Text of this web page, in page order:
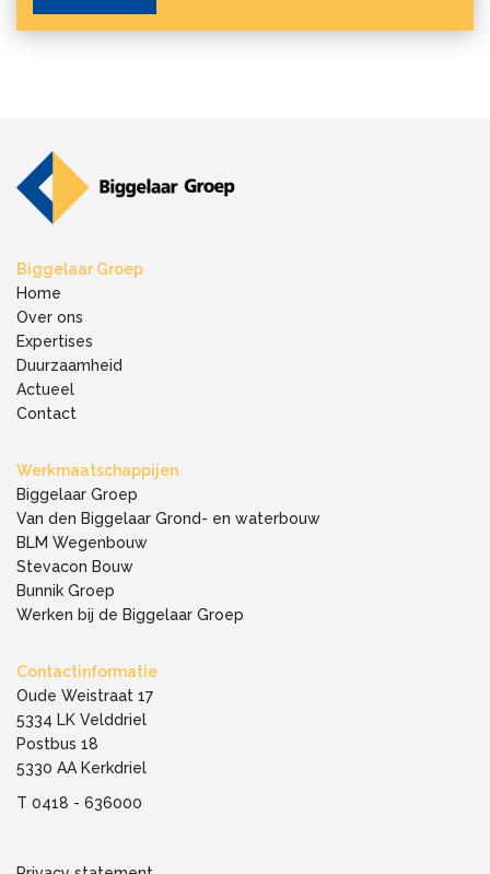
Biggelaar Groep
Home
Over ons
Expertises
Duurzaamheid
Actueel
Contact
Werkmaatschappijen
Biggelaar Groep
Van den Biggelaar Grond- en waterbouw
BLM Wegenbouw
Stevacon Bouw
Bunnik Groep
Werken bij de Biggelaar Groep
Contactinformatie
Oude Weistraat 17
5334 LK Velddriel
Postbus 18
5330 AA Kerkdriel
T 0418 - 636000